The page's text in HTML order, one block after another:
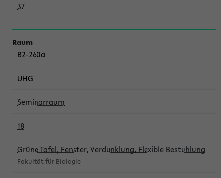
37
B2-260a
UHG
Seminarraum
18
Grüne Tafel, Fenster, Verdunklung, Flexible Bestuhlung
Fakultät für Biologie